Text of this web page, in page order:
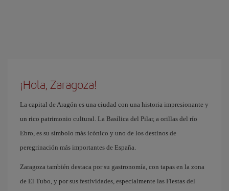
¡Hola, Zaragoza!
La capital de Aragón es una ciudad con una historia impresionante y
un rico patrimonio cultural. La Basílica del Pilar, a orillas del río
Ebro, es su símbolo más icónico y uno de los destinos de
peregrinación más importantes de España.
Zaragoza también destaca por su gastronomía, con tapas en la zona
de El Tubo, y por sus festividades, especialmente las Fiestas del